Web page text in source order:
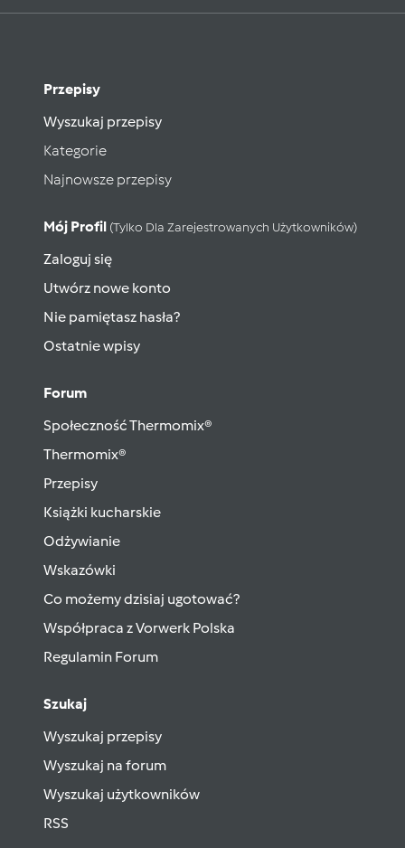
Przepisy
Wyszukaj przepisy
Kategorie
Najnowsze przepisy
Mój Profil (tylko Dla Zarejestrowanych Użytkowników)
Zaloguj się
Utwórz nowe konto
Nie pamiętasz hasła?
Ostatnie wpisy
Forum
Społeczność Thermomix®
Thermomix®
Przepisy
Książki kucharskie
Odżywianie
Wskazówki
Co możemy dzisiaj ugotować?
Współpraca z Vorwerk Polska
Regulamin Forum
Szukaj
Wyszukaj przepisy
Wyszukaj na forum
Wyszukaj użytkowników
RSS